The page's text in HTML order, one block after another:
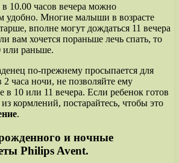
10.00 часов вечера можно
удобно. Многие малыши в возрасте
вполне могут дождаться 11 вечера
вам хочется пораньше лечь спать, то
или раньше.
по-прежнему просыпается для
часа ночи, не позволяйте ему
в 10 или 11 вечера. Если ребенок готов
из кормлений, постарайтесь, чтобы это
.
и ночные
Philips Avent.